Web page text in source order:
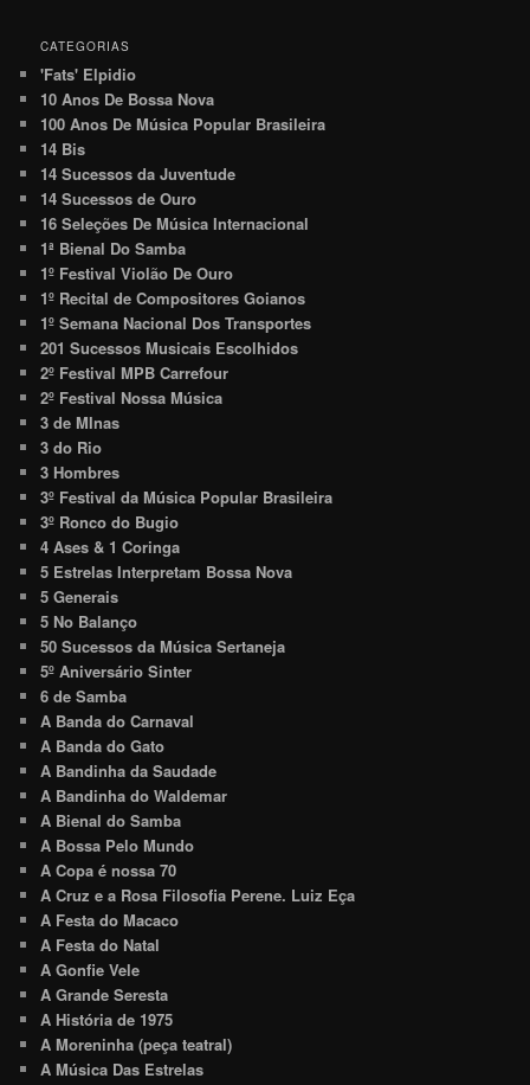
CATEGORIAS
'Fats' Elpidio
10 Anos De Bossa Nova
100 Anos De Música Popular Brasileira
14 Bis
14 Sucessos da Juventude
14 Sucessos de Ouro
16 Seleções De Música Internacional
1ª Bienal Do Samba
1º Festival Violão De Ouro
1º Recital de Compositores Goianos
1º Semana Nacional Dos Transportes
201 Sucessos Musicais Escolhidos
2º Festival MPB Carrefour
2º Festival Nossa Música
3 de MInas
3 do Rio
3 Hombres
3º Festival da Música Popular Brasileira
3º Ronco do Bugio
4 Ases & 1 Coringa
5 Estrelas Interpretam Bossa Nova
5 Generais
5 No Balanço
50 Sucessos da Música Sertaneja
5º Aniversário Sinter
6 de Samba
A Banda do Carnaval
A Banda do Gato
A Bandinha da Saudade
A Bandinha do Waldemar
A Bienal do Samba
A Bossa Pelo Mundo
A Copa é nossa 70
A Cruz e a Rosa Filosofia Perene. Luiz Eça
A Festa do Macaco
A Festa do Natal
A Gonfie Vele
A Grande Seresta
A História de 1975
A Moreninha (peça teatral)
A Música Das Estrelas